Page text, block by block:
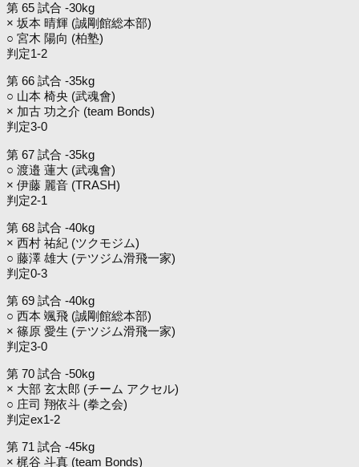
第 65 試合 -30kg
× 坂本 晴輝 (誠剛館総本部)
○ 宮木 陽向 (柏塾)
判定1-2
第 66 試合 -35kg
○ 山本 椅央 (武魂會)
× 加古 功之介 (team Bonds)
判定3-0
第 67 試合 -35kg
○ 渡邉 蓮大 (武魂會)
× 伊藤 麗音 (TRASH)
判定2-1
第 68 試合 -40kg
× 西村 祐紀 (ツクモジム)
○ 藤澤 雄大 (テツジム滑飛一家)
判定0-3
第 69 試合 -40kg
○ 西本 颯飛 (誠剛館総本部)
× 篠原 愛生 (テツジム滑飛一家)
判定3-0
第 70 試合 -50kg
× 大部 玄太郎 (チーム アクセル)
○ 庄司 翔依斗 (拳之会)
判定ex1-2
第 71 試合 -45kg
× 梶谷 斗真 (team Bonds)